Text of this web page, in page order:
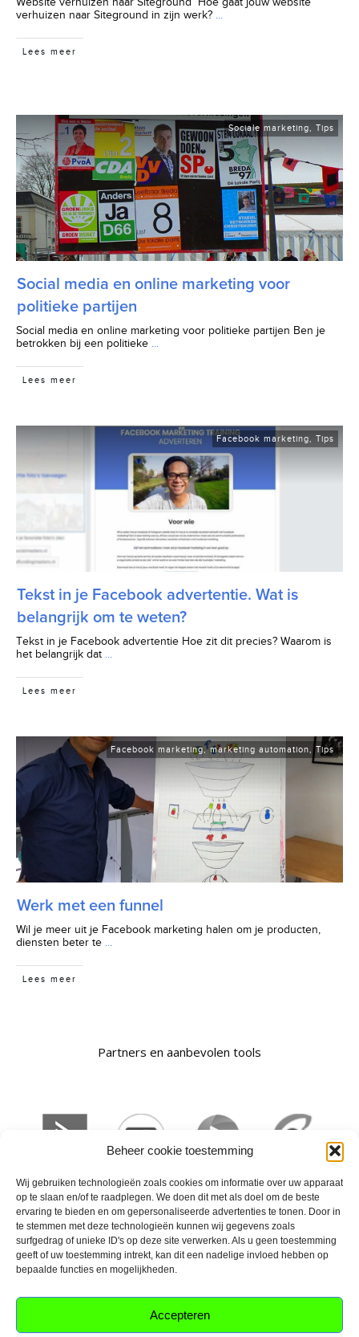
Beheer cookie toestemming
Wij gebruiken technologieën zoals cookies om informatie over uw apparaat
op te slaan en/of te raadplegen. We doen dit met als doel om de beste
ervaring te bieden en om gepersonaliseerde advertenties te tonen. Door in
te stemmen met deze technologieën kunnen wij gegevens zoals
surfgedrag of unieke ID's op deze site verwerken. Als u geen toestemming
geeft of uw toestemming intrekt, kan dit een nadelige invloed hebben op
bepaalde functies en mogelijkheden.
Accepteren
verhuizen naar Siteground in zijn werk?
Lees meer
Sociale marketing Tips
Social media en online marketing voor
politieke partijen
Social media en online marketing voor politieke partijen Ben je
betrokken bij een politieke
Lees meer
Facebook marketing Tips
Tekst in je Facebook advertentie. Wat is
belangrijk om te weten?
Tekst in je Facebook advertentie Hoe zit dit precies? Waarom is
het belangrijk dat
Lees meer
Facebook marketing,marketing automation ,Tips
Werk met een funnel
Wil je meer uit je Facebook marketing halen om je producten,
diensten beter te
Lees meer
Partners en aanbevolen tools